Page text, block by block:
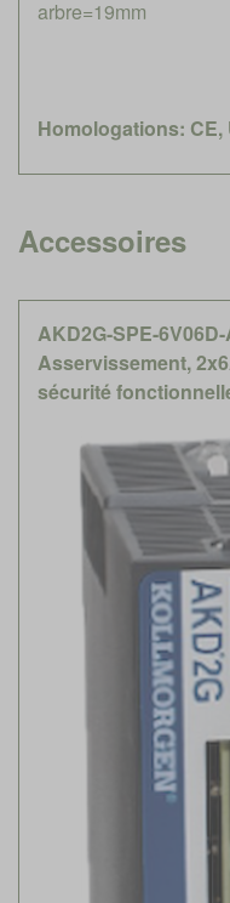
arbre=19mm
Homologations: CE,
Accessoires
AKD2G-SPE-
Asservissement,
sécurité